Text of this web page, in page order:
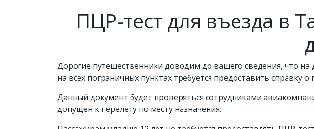
ПЦР-тест для въезда в
Дорогие путешественники доводим до вашего сведения, что
на всех пограничных пунктах требуется предоставить
Данный документ будет проверяться сотрудниками
допущен к перелету по месту назначения.